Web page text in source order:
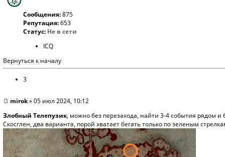
Сообщения:875
Репутация:653
Статус: Не в сети
ICQ
Вернуться к началу
3
mirok» 05 июл 2024, 10:12
Злобный Телепузик, можно без перезахода, найти 3-4 события рядом и
Скосглен, два варианта, порой хватает бегать только по зеленым